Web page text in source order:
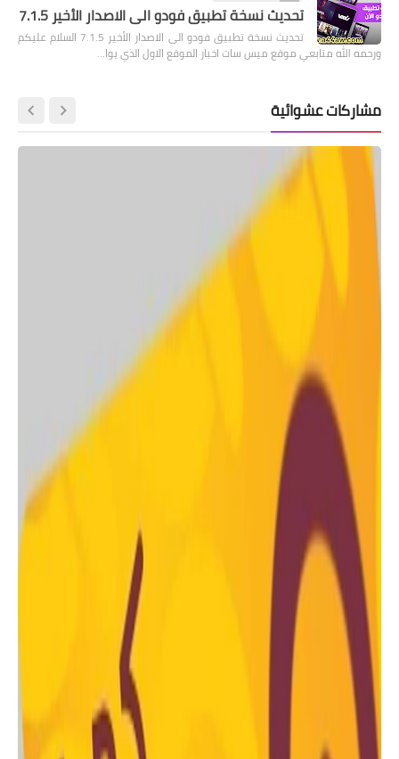
تحديث نسخة تطبيق فودو الى الاصدار الأخير 7.1.5
تحديث نسخة تطبيق فودو الى الاصدار الأخير 7.1.5 السلام عليكم
ورحمه الله متابعي موقع ميس سات اخبار الموقع الاول الذي يوا…
مشاركات عشوائية